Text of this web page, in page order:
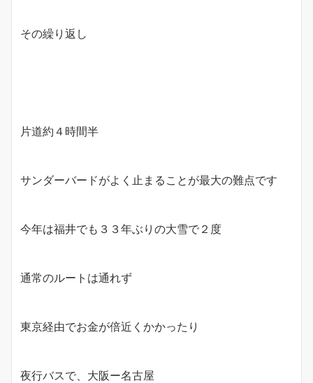
その繰り返し
片道約４時間半
サンダーバードがよく止まることが最大の難点です
今年は福井でも３３年ぶりの大雪で２度
通常のルートは通れず
東京経由でお金が倍近くかかったり
夜行バスで、大阪ー名古屋